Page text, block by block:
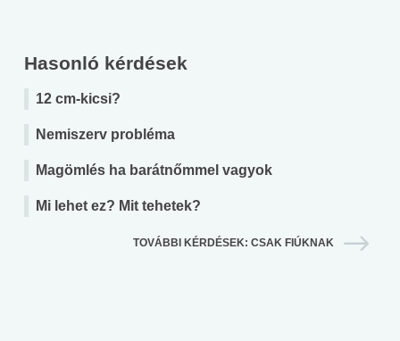
Hasonló kérdések
12 cm-kicsi?
Nemiszerv probléma
Magömlés ha barátnőmmel vagyok
Mi lehet ez? Mit tehetek?
TOVÁBBI KÉRDÉSEK: CSAK FIÚKNAK